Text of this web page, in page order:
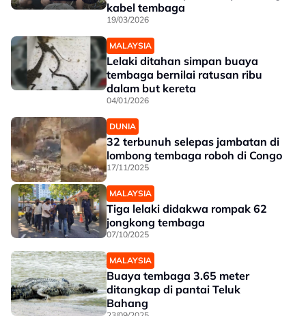
kabel tembaga
19/03/2026
MALAYSIA
Lelaki ditahan simpan buaya
tembaga bernilai ratusan ribu
dalam but kereta
04/01/2026
DUNIA
32 terbunuh selepas jambatan di
lombong tembaga roboh di Congo
17/11/2025
MALAYSIA
Tiga lelaki didakwa rompak 62
jongkong tembaga
07/10/2025
MALAYSIA
Buaya tembaga 3.65 meter
ditangkap di pantai Teluk
Bahang